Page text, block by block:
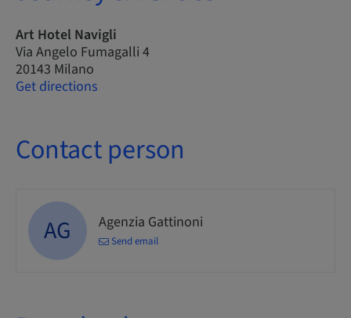
Art Hotel Navigli
Via Angelo Fumagalli 4
20143 Milano
Get directions
Contact person
AG Agenzia Gattinoni
Send email